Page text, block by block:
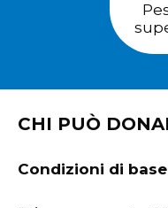
CHI PUÒ
Condizioni di